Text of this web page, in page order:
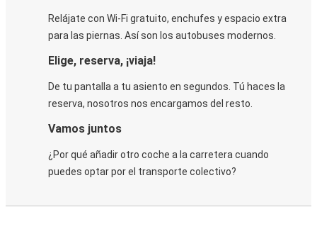
Relájate con Wi-Fi gratuito, enchufes y espacio extra
para las piernas. Así son los autobuses modernos.
Elige, reserva, ¡viaja!
De tu pantalla a tu asiento en segundos. Tú haces la
reserva, nosotros nos encargamos del resto.
Vamos juntos
¿Por qué añadir otro coche a la carretera cuando
puedes optar por el transporte colectivo?